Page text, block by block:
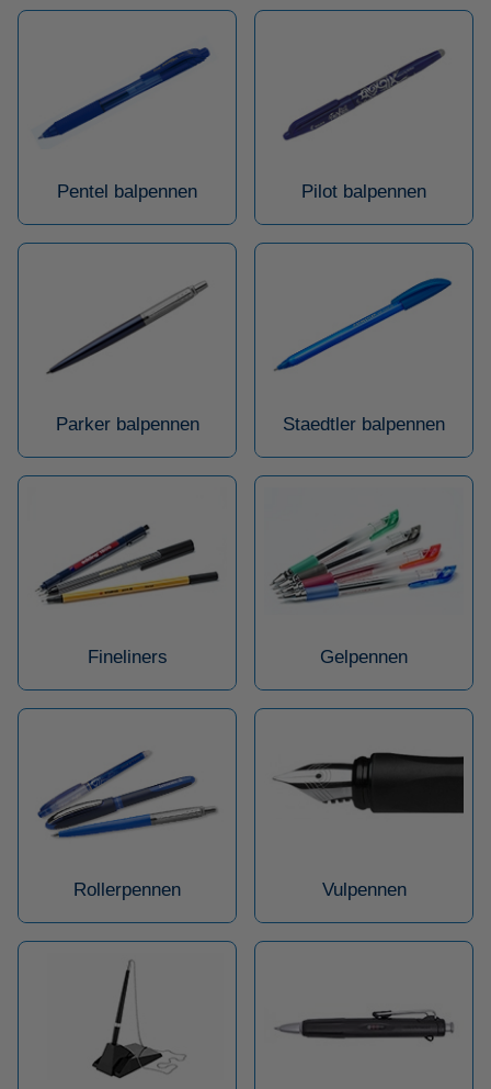
Pentel balpennen Pilot balpennen
Parker balpennen Staedtler balpennen
Fineliners Gelpennen
Rollerpennen Vulpennen